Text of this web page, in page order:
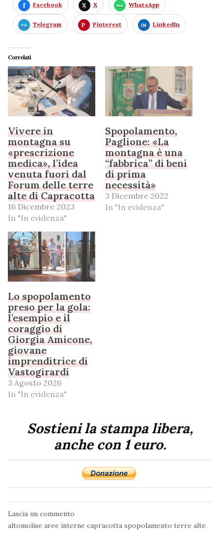
Facebook X WhatsApp
Telegram Pinterest LinkedIn
Correlati
Vivere in
montagna su
«prescrizione
medica», l’idea
venuta fuori dal
Forum delle terre
alte di Capracotta
16 Dicembre 2023
In "In evidenza"
Spopolamento,
Paglione: «La
montagna è una
“fabbrica” di beni
di prima
necessità»
3 Dicembre 2022
In "In evidenza"
Lo spopolamento
preso per la gola:
l’esempio e il
coraggio di
Giorgia Amicone,
giovane
imprenditrice di
Vastogirardi
3 Agosto 2026
In "In evidenza"
Sostieni la stampa libera,
anche con 1 euro.
Lascia un commento
altomolise aree interne capracotta spopolamento terre alte